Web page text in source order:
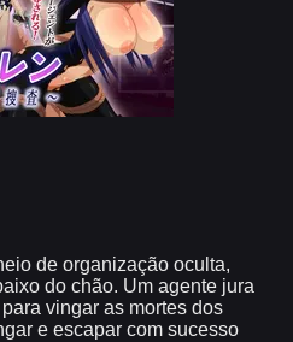
de organização oculta,
do chão. Um agente jura
vingar as mortes dos
e escapar com sucesso